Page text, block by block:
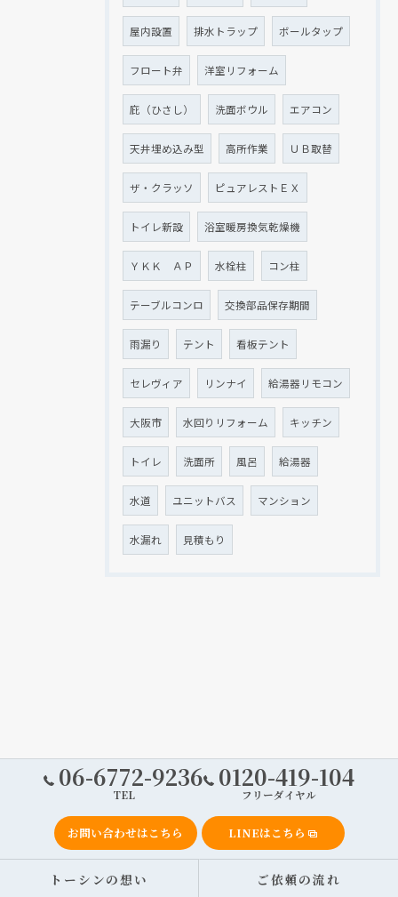
屋内設置 排水トラップ ボールタップ
フロート弁 洋室リフォーム
庇（ひさし） 洗面ボウル エアコン
天井埋め込み型 高所作業 ＵＢ取替
ザ・クラッソ ピュアレストＥＸ
トイレ新設 浴室暖房換気乾燥機
ＹＫＫ ＡＰ 水栓柱 コン柱
テーブルコンロ 交換部品保存期間
雨漏り テント 看板テント
セレヴィア リンナイ 給湯器リモコン
大阪市 水回りリフォーム キッチン
トイレ 洗面所 風呂 給湯器
水道 ユニットバス マンション
水漏れ 見積もり
06-6772-9236
TEL
0120-419-104
フリーダイヤル
お問い合わせはこちら LINEはこちら
トーシンの想い ご依頼の流れ